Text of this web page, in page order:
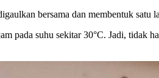
bersama dan membentuk satu
pada suhu sekitar 30°C. Jadi,